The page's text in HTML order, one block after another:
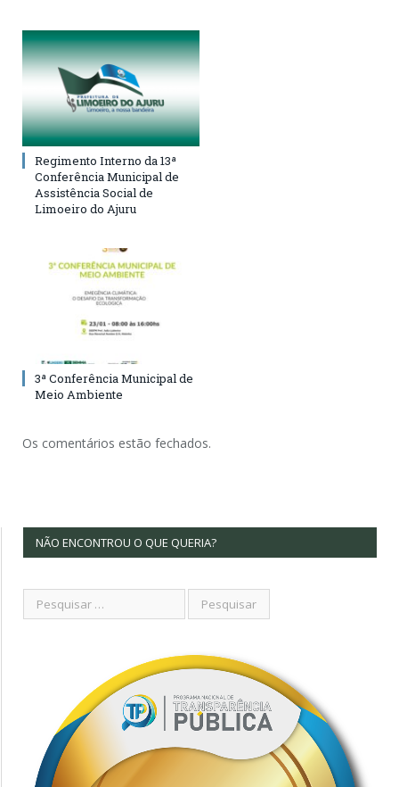
Regimento Interno da 13ª
Conferência Municipal de
Assistência Social de
Limoeiro do Ajuru
3ª Conferência Municipal de
Meio Ambiente
Os comentários estão fechados.
NÃO ENCONTROU O QUE QUERIA?